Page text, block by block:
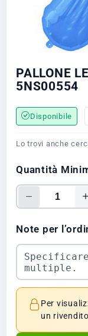
PALLONE
5NS00554
Disponibile
Lo trovi anche
Quantità
Note per
Per
un